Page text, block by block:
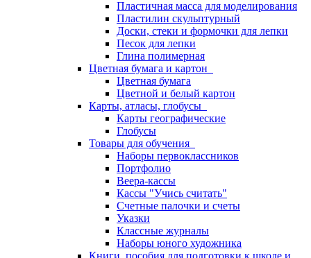
Пластичная масса для моделирования
Пластилин скульптурный
Доски, стеки и формочки для лепки
Песок для лепки
Глина полимерная
Цветная бумага и картон
Цветная бумага
Цветной и белый картон
Карты, атласы, глобусы
Карты географические
Глобусы
Товары для обучения
Наборы первоклассников
Портфолио
Веера-кассы
Кассы "Учись считать"
Счетные палочки и счеты
Указки
Классные журналы
Наборы юного художника
Книги, пособия для подготовки к школе и